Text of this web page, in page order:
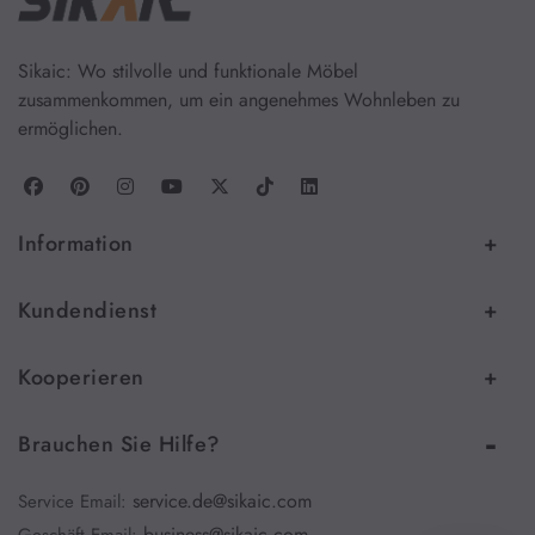
Homeoffice & Arbeitsplatz
Sikaic: Wo stilvolle und funktionale Möbel
zusammenkommen, um ein angenehmes Wohnleben zu
ermöglichen.
Information
Kundendienst
Kooperieren
Brauchen Sie Hilfe?
Service Email: service.de@sikaic.com